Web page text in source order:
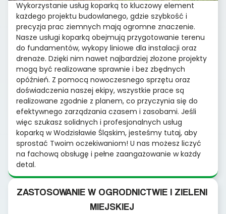
Wykorzystanie usług koparką to kluczowy element
każdego projektu budowlanego, gdzie szybkość i
precyzja prac ziemnych mają ogromne znaczenie.
Nasze usługi koparką obejmują przygotowanie terenu
do fundamentów, wykopy liniowe dla instalacji oraz
drenaże. Dzięki nim nawet najbardziej złożone projekty
mogą być realizowane sprawnie i bez zbędnych
opóźnień. Z pomocą nowoczesnego sprzętu oraz
doświadczenia naszej ekipy, wszystkie prace są
realizowane zgodnie z planem, co przyczynia się do
efektywnego zarządzania czasem i zasobami. Jeśli
więc szukasz solidnych i profesjonalnych usług
koparką w Wodzisławie Śląskim, jesteśmy tutaj, aby
sprostać Twoim oczekiwaniom! U nas możesz liczyć
na fachową obsługę i pełne zaangażowanie w każdy
detal.
ZASTOSOWANIE W OGRODNICTWIE I ZIELENI
MIEJSKIEJ